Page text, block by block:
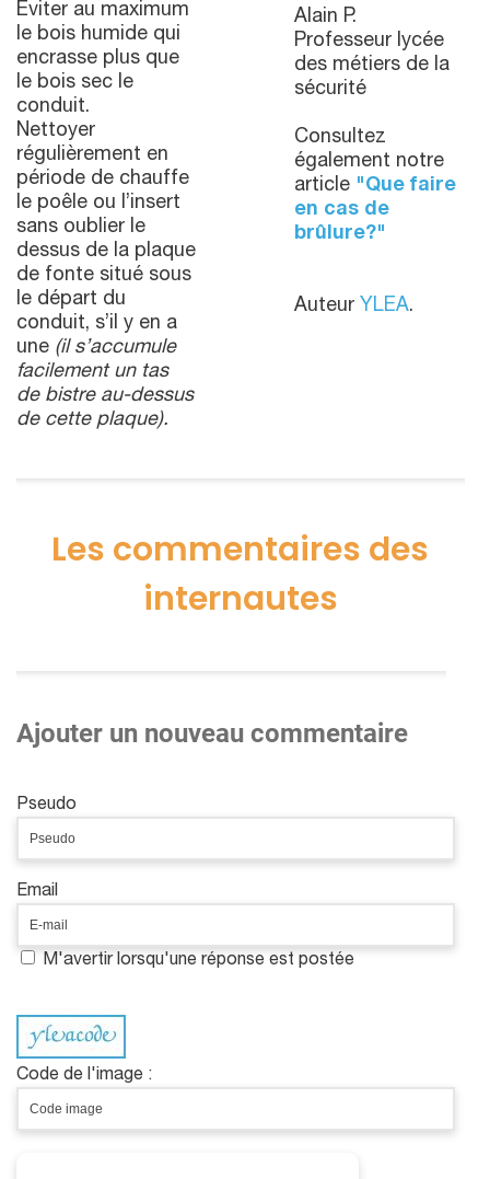
Eviter au maximum
le bois humide qui
encrasse plus que
le bois sec le
conduit.
Nettoyer
régulièrement en
période de chauffe
le poêle ou l’insert
sans oublier le
dessus de la plaque
de fonte situé sous
le départ du
conduit, s’il y en a
une (il s’accumule
facilement un tas
de bistre au-dessus
de cette plaque).
Alain P.
Professeur lycée
des métiers de la
sécurité
Consultez
également notre
article "Que faire
en cas de
brûlure?"
Auteur YLEA.
Les commentaires des
internautes
Ajouter un nouveau commentaire
Pseudo
Email
M'avertir lorsqu'une réponse est postée
Code de l'image :